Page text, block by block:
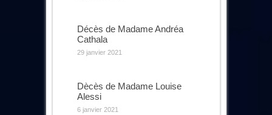
Décès de Madame Andréa
Cathala
29 janvier 2021
Dècès de Madame Louise
Alessi
6 janvier 2021